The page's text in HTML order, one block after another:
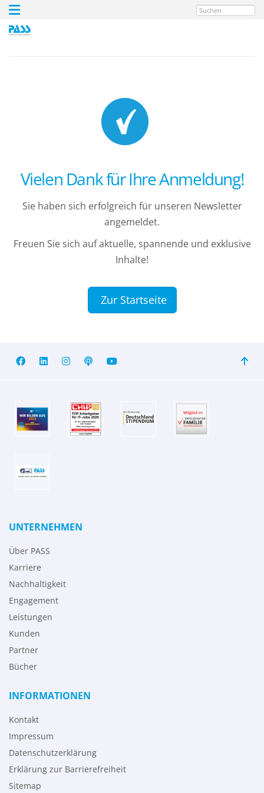
Suchen
Vielen Dank für Ihre Anmeldung!
Sie haben sich erfolgreich für unseren Newsletter
angemeldet.
Freuen Sie sich auf aktuelle, spannende und exklusive
Inhalte!
Zur Startseite
UNTERNEHMEN
Über PASS
Karriere
Nachhaltigkeit
Engagement
Leistungen
Kunden
Partner
Bücher
INFORMATIONEN
Kontakt
Impressum
Datenschutzerklärung
Erklärung zur Barrierefreiheit
Sitemap